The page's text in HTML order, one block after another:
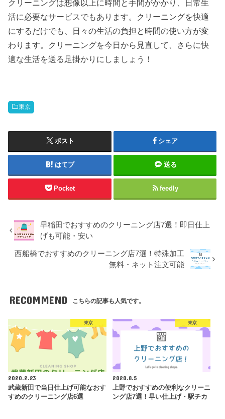
クリーニングは想像以上に時間と手間がかかり、日常生
活に必要なサービスでもあります。クリーニングを快適
にするだけでも、日々の生活の負担と時間の使い方が変
わります。クリーニングを今日から見直して、さらに快
適な生活を送る足掛かりにしましょう！
東京
ポスト シェア
はてブ 送る
Pocket feedly
早稲田でおすすめのクリーニング店7選！即日仕上
げも可能・安い
西船橋でおすすめのクリーニング店7選！特殊加工
無料・ネット注文可能
RECOMMEND こちらの記事も人気です。
東京
2020.2.23
武蔵新田で当日仕上げ可能なおす
すめのクリーニング店6選
東京
2020.8.5
上野でおすすめの便利なクリーニ
ング店7選！早い仕上げ・駅チカ